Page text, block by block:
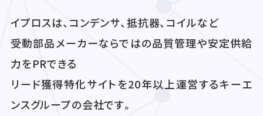
イプロスは、コンデンサ、抵抗器、コイルなど
受動部品メーカーならではの品質管理や安定供給
力をPRできる
リード獲得特化サイトを20年以上運営するキーエ
ンスグループの会社です。